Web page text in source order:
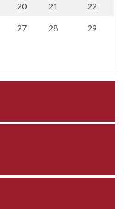
20 21 22
27 28 29